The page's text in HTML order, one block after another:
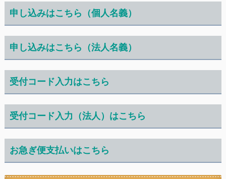
申し込みはこちら（個人名義）
申し込みはこちら（法人名義）
受付コード入力はこちら
受付コード入力（法人）はこちら
お急ぎ便支払いはこちら